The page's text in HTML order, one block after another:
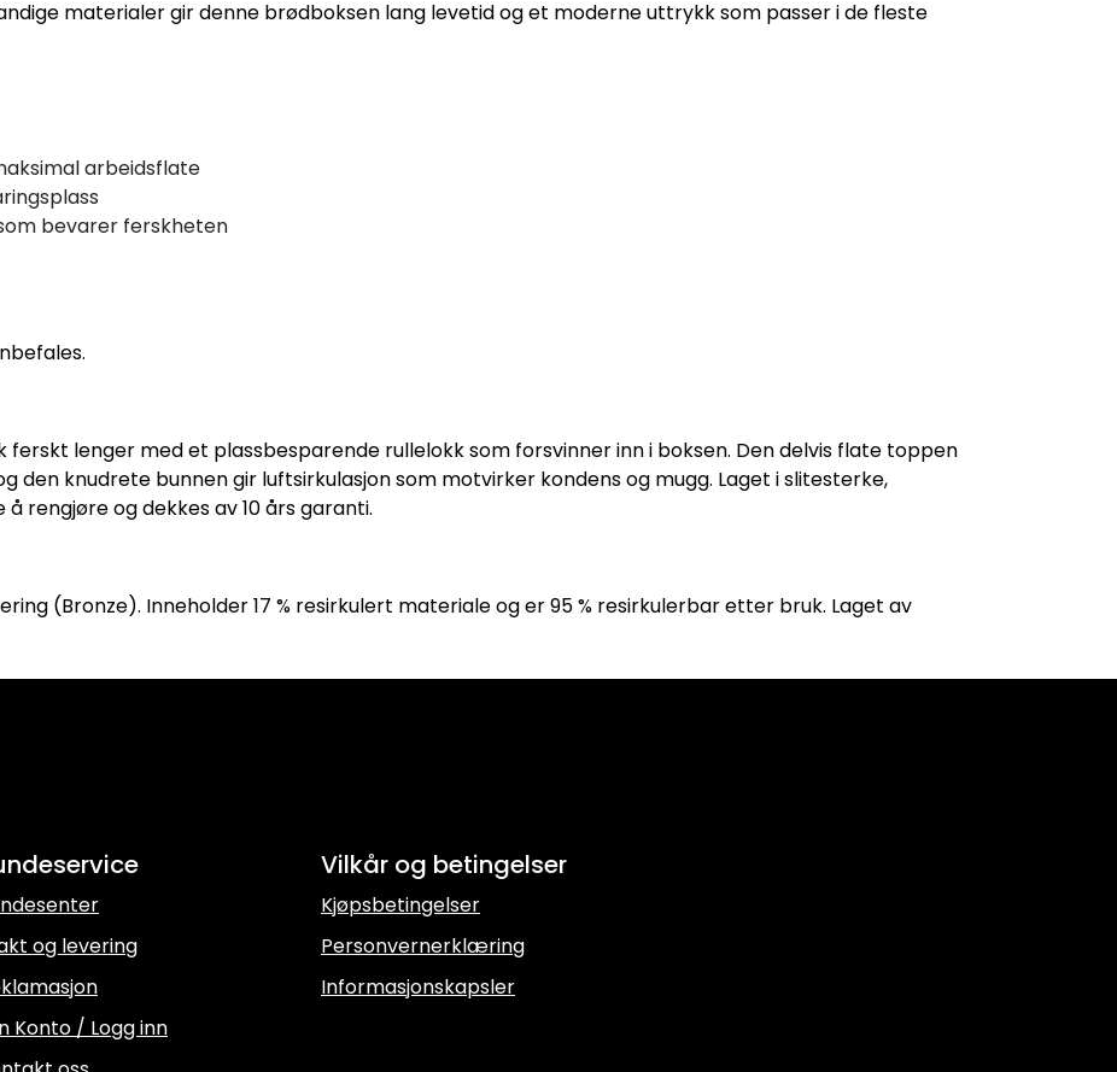
materialer gir denne brødboksen lang levetid og et moderne uttrykk som passer i de fleste
arbeidsflate
bevarer ferskheten
lenger med et plassbesparende rullelokk som forsvinner inn i boksen. Den delvis flate toppen
den knudrete bunnen gir luftsirkulasjon som motvirker kondens og mugg. Laget i slitesterke,
rengjøre og dekkes av 10 års garanti.
(Bronze). Inneholder 17 % resirkulert materiale og er 95 % resirkulerbar etter bruk. Laget av
og levering
Konto / Logg inn
Vilkår og betingelser
Kjøpsbetingelser
Personvernerklæring
Informasjonskapsler